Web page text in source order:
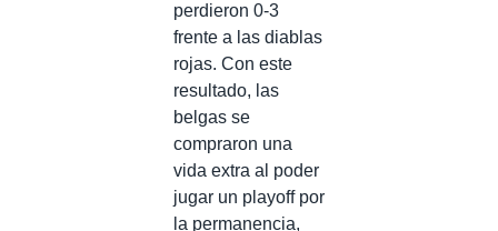
perdieron 0-3
frente a las diablas
rojas. Con este
resultado, las
belgas se
compraron una
vida extra al poder
jugar un playoff por
la permanencia,